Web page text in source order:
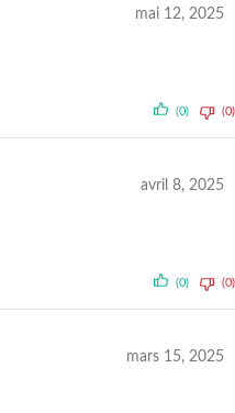
mai 12, 2025
(0) (0)
avril 8, 2025
(0) (0)
mars 15, 2025